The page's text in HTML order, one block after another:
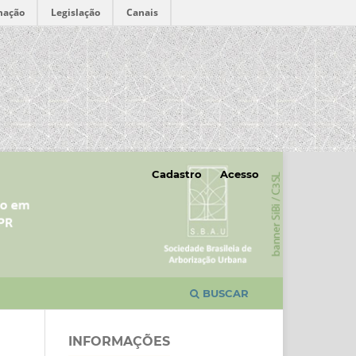
Legislação Canais
BUSCAR
Cadastro Acesso
INFORMAÇÕES